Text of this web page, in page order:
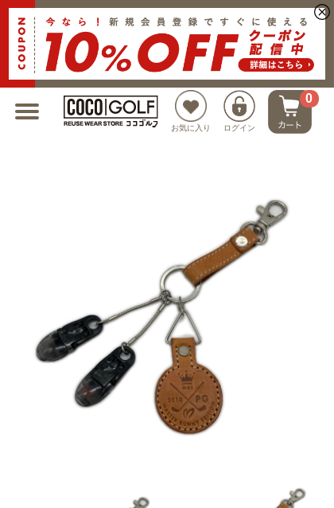
お気に入り ログイン
0
新規会員登録でクーポンプレゼント